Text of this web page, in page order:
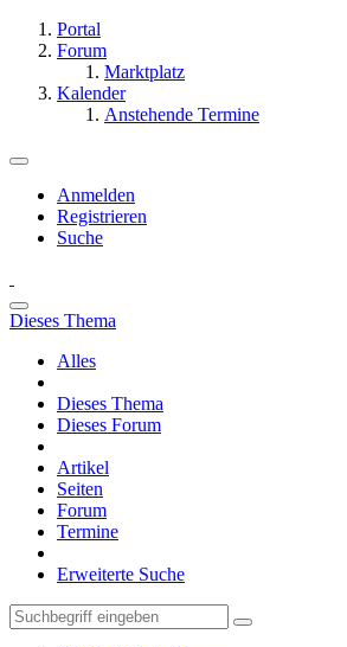
Portal
Forum
Marktplatz
Kalender
Anstehende Termine
Anmelden
Registrieren
Suche
Dieses Thema
Alles
Dieses Thema
Dieses Forum
Artikel
Seiten
Forum
Termine
Erweiterte Suche